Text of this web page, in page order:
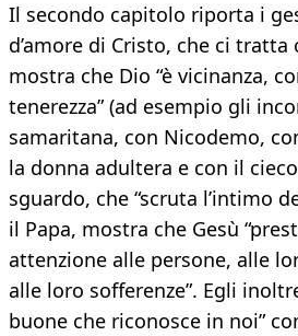
Il secondo capitolo riporta i
d’amore di Cristo, che ci tratta
mostra che Dio “è vicinanza,
tenerezza” (ad esempio gli
samaritana, con Nicodemo,
la donna adultera e con il
sguardo, che “scruta l’intimo
il Papa, mostra che Gesù
attenzione alle persone, alle
alle loro sofferenze”. Egli
buone che riconosce in noi”